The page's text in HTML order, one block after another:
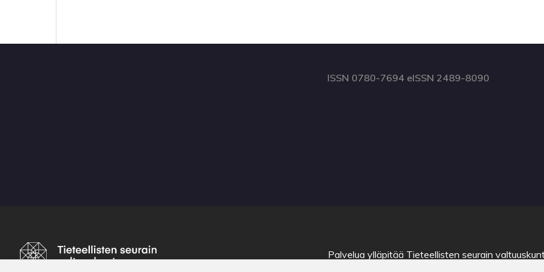
ISSN 0780-7694 eISSN 2489-8090
Palvelua ylläpitää Tieteellisten seurain